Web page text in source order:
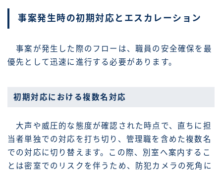
事案発生時の初期対応とエスカレーション
事案が発生した際のフローは、職員の安全確保を最
優先として迅速に進行する必要があります。
初期対応における複数名対応
大声や威圧的な態度が確認された時点で、直ちに担
当者単独での対応を打ち切り、管理職を含めた複数名
での対応に切り替えます。この際、別室へ案内するこ
とは密室でのリスクを伴うため、防犯カメラの死角に